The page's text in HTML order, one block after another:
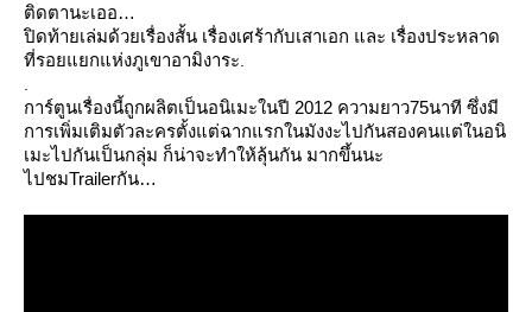
ติดตานะเออ
ปิดท้ายเล่มด้วยเรื่องสั้น เรื่องเศร้ากับเสาเอก ละ เรื่องประหลาด
ที่รอยแยกแห่งภูเขาอามิงาระ
การ์ตูนเรื่องนี้ถูกผลิตเป็นอนิเมะในปี 2012 ความยาว75นาที ซึ่งมี
การเพิ่มเติมตัวละครตั้งแต่ฉากแรกในมังงะไปกันสองคนแต่ในอนิ
เมะไปกันเป็นกลุ่ม ก็น่าจะทำให้ลุ้นกัน มากขึ้นนะ
ไปชมTrailerกัน